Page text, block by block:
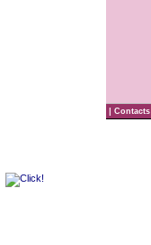
| Contacts